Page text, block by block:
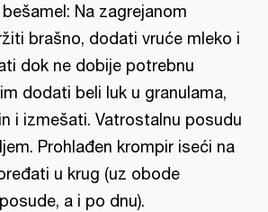
Na zagrejanom
brašno, dodati vruće mleko i
dok ne dobije potrebnu
dodati beli luk u granulama,
i izmešati. Vatrostalnu posudu
Prohlađen krompir iseći na
u krug (uz obode
a i po dnu).